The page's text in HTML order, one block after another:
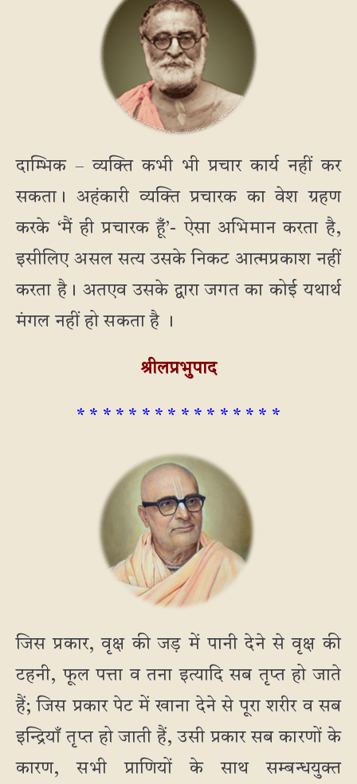
दाम्भिक – व्यक्ति कभी भी प्रचार कार्य नहीं कर
सकता। अहंकारी व्यक्ति प्रचारक का वेश ग्रहण
करके ‘मैं ही प्रचारक हूँ’- ऐसा अभिमान करता है,
इसीलिए असल सत्य उसके निकट आत्मप्रकाश नहीं
करता है। अतएव उसके द्वारा जगत का कोई यथार्थ
मंगल नहीं हो सकता है ।
श्रीलप्रभुपाद
* * * * * * * * * * * * * * * *
जिस प्रकार, वृक्ष की जड़ में पानी देने से वृक्ष की
टहनी, फूल पत्ता व तना इत्यादि सब तृप्त हो जाते
हैं; जिस प्रकार पेट में खाना देने से पूरा शरीर व सब
इन्द्रियाँ तृप्त हो जाती हैं, उसी प्रकार सब कारणों के
कारण, सभी प्राणियों के साथ सम्बन्धयुक्त